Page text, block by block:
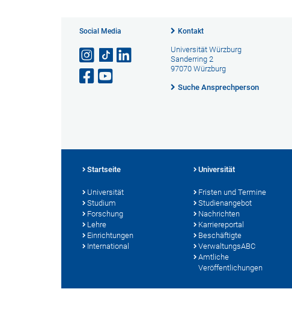
Social Media Kontakt
Universität Würzburg
Sanderring 2
97070 Würzburg
Suche Ansprechperson
Startseite
Universität
Studium
Forschung
Lehre
Einrichtungen
International
Universität
Fristen und Termine
Studienangebot
Nachrichten
Karriereportal
Beschäftigte
VerwaltungsABC
Amtliche
Veröffentlichungen